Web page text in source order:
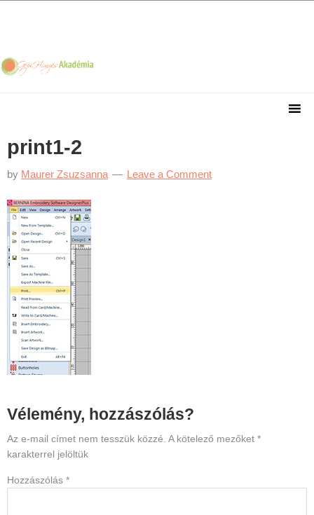
navigation
content
sidebar
print1-2
by Maurer Zsuzsanna Leave a Comment
Reader
Interactions
Vélemény, hozzászólás?
Az e-mail címet nem tesszük közzé. A kötelező mezőket *
karakterrel jelöltük
Hozzászólás *